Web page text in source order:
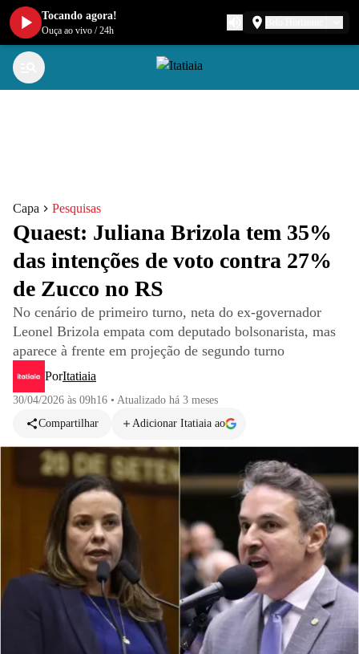
Capa Pesquisas
Quaest: Juliana Brizola tem 35%
das intenções de voto contra 27%
de Zucco no RS
No cenário de primeiro turno, neta do ex-governador
Leonel Brizola empata com deputado bolsonarista, mas
aparece à frente em projeção de segundo turno
PorItatiaia
30/04/2026 às 09h16 • Atualizado há 3 meses
Compartilhar
Adicionar Itatiaia ao
Tocando agora!
Ouça ao vivo /24h